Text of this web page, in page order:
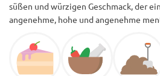
süßen und würzigen Geschmack, der
angenehme, hohe und angenehme